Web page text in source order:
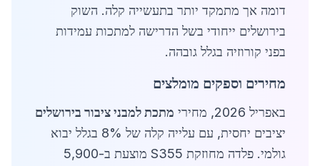
דומה אך מתמקד יותר בתעשייה קלה. השוק
בירושלים ייחודי בשל הדרישה למתכות עמידות
בפני קורוזיה בגלל גובהה.
מחירים וספקים מומלצים
באפריל 2026, מחירי
מתכת למבני ציבור בירושלים
יציבים יחסית, עם עלייה קלה של 8% בגלל יבוא
גולמי. פלדה מחוזקת S355 מוצעת ב-5,900